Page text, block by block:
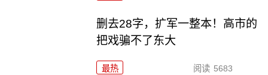
删去28字，扩军一整本！高市的
把戏骗不了东大
最热 阅读 5683